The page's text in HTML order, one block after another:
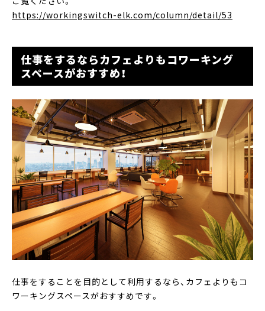
https://workingswitch-elk.com/column/detail/53
仕事をするならカフェよりもコワーキング
スペースがおすすめ！
仕事をすることを目的として利用するなら、カフェよりもコ
ワーキングスペースがおすすめです。